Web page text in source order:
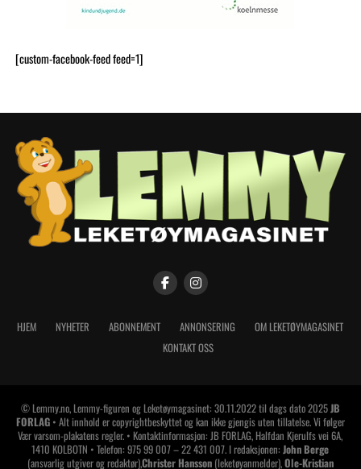
[custom-facebook-feed feed=1]
HJEM NYHETER ABONNEMENT ANNONSERING
OM LEKETØYMAGASINET
KONTAKT OSS
© Lemmy.no, Lemmy-figuren og Leketøymagasinet: 30.11.2022 til dags dato 2025JB
FORLAG• Alt innhold er copyrightbeskyttet og kan ikke gjengis uten tillatelse. Vi følger
Vær varsom-plakatens regler. • Kontaktinformasjon: JB FORLAG, Halfdan Kjerulfs vei 6A,
1410 KOLBOTN • Telefon: 975 99 007 – 22 431 007. I redaksjonen:John Berge
(ansvarlig utgiver og redaktør),Christer Hansson(leketøyanmelder),Ole-Kristian